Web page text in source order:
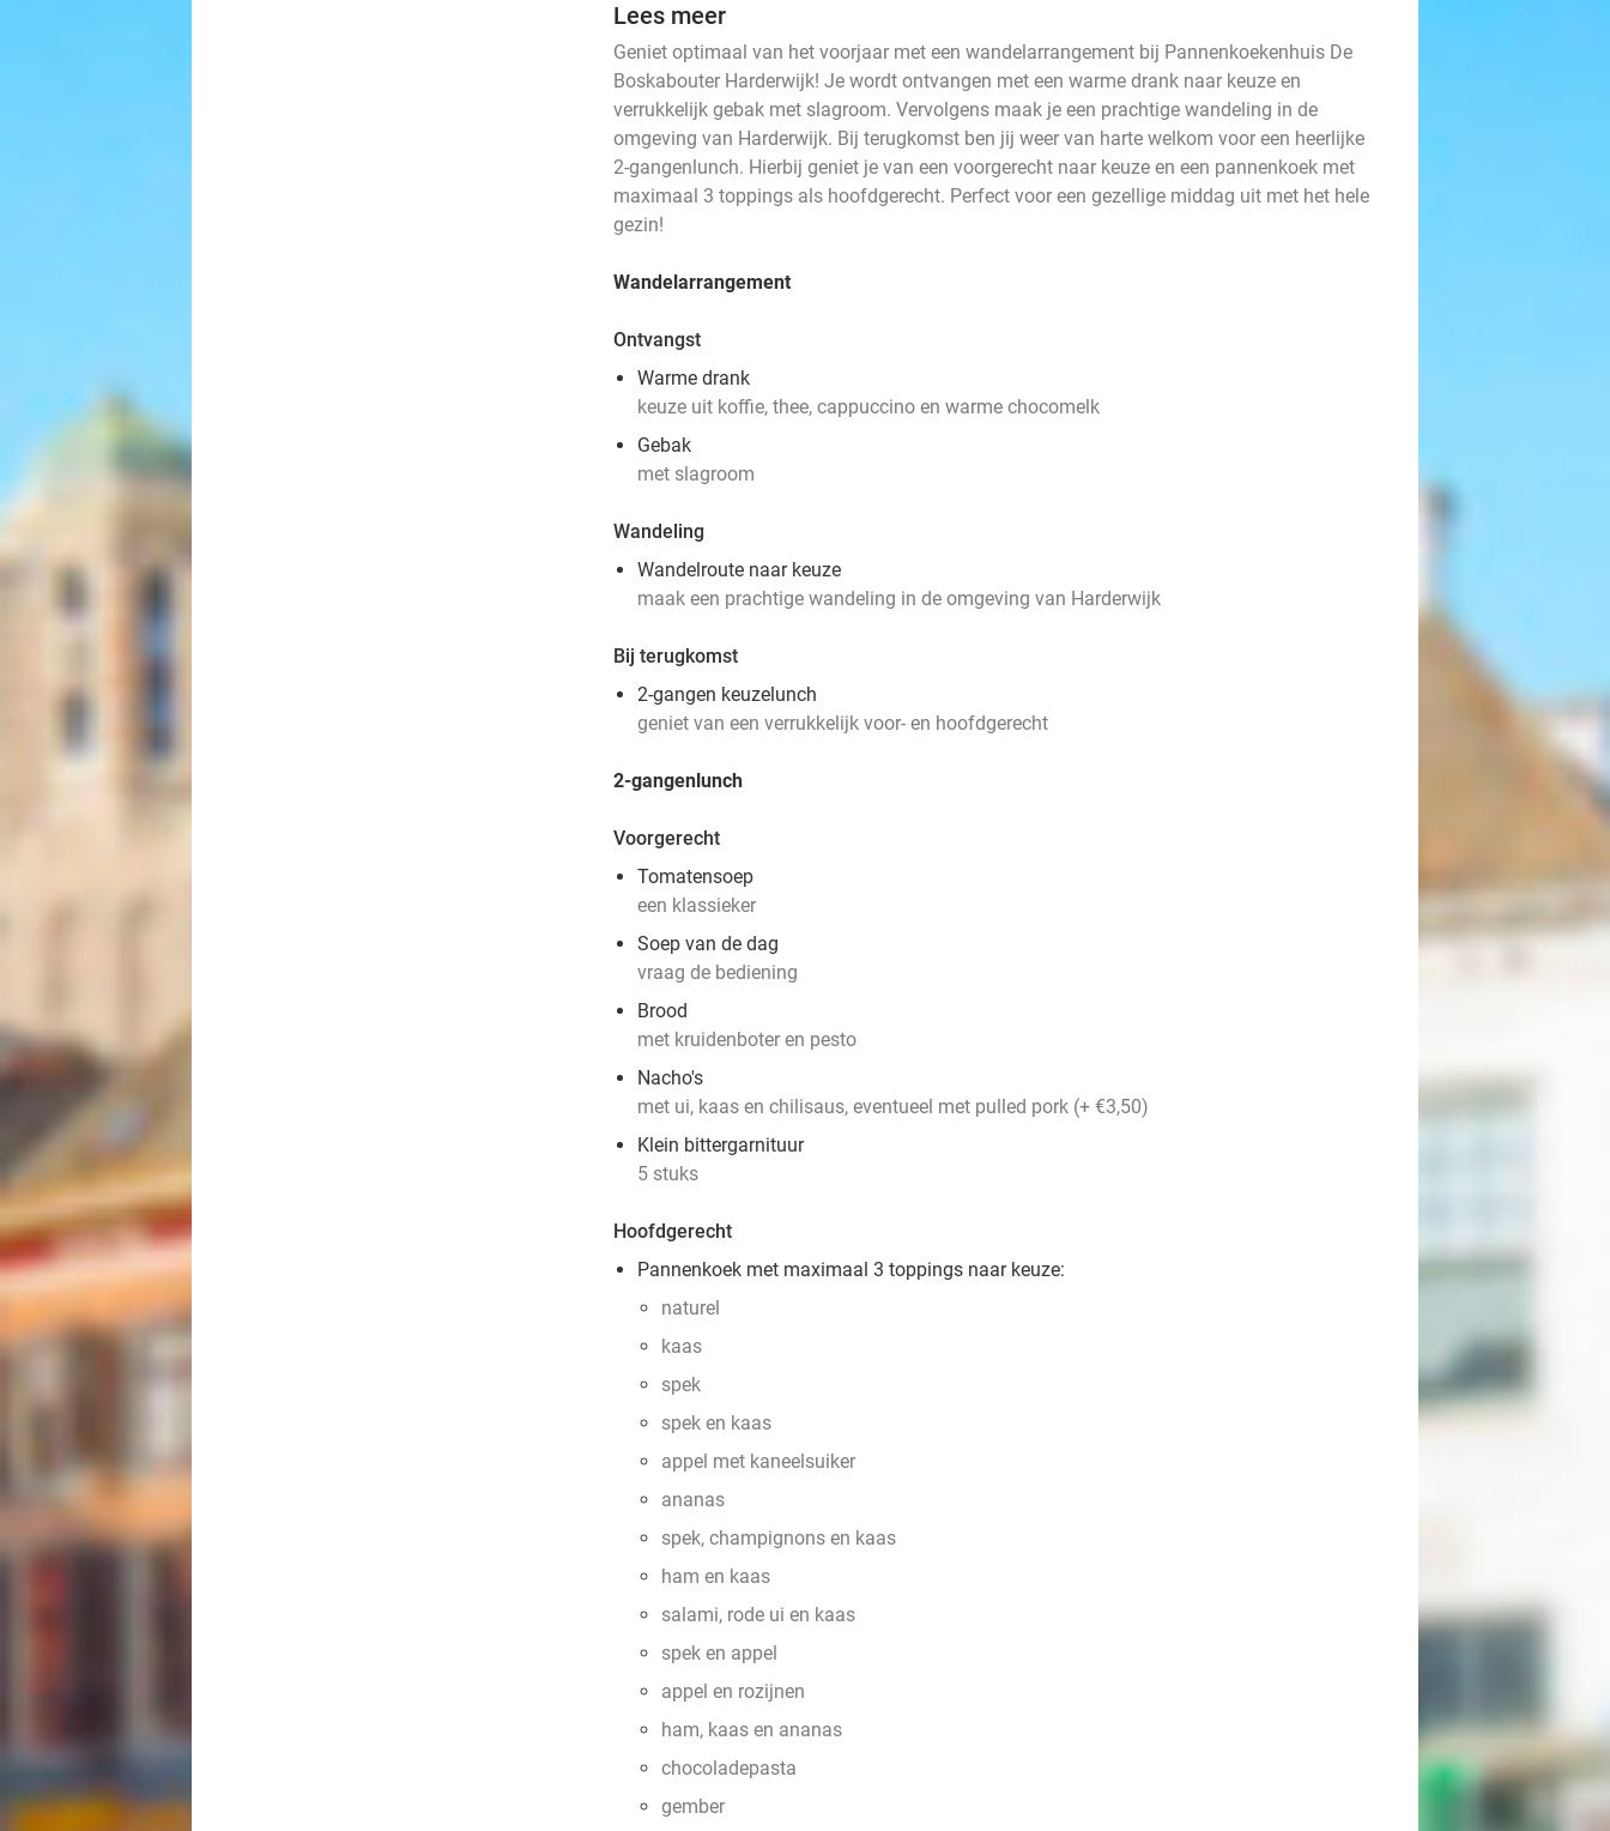
Lees meer
Geniet optimaal van het voorjaar met een wandelarrangement bij Pannenkoekenhuis De
Boskabouter Harderwijk! Je wordt ontvangen met een warme drank naar keuze en
verrukkelijk gebak met slagroom. Vervolgens maak je een prachtige wandeling in de
omgeving van Harderwijk. Bij terugkomst ben jij weer van harte welkom voor een heerlijke
2-gangenlunch. Hierbij geniet je van een voorgerecht naar keuze en een pannenkoek met
maximaal 3 toppings als hoofdgerecht. Perfect voor een gezellige middag uit met het hele
gezin!
Wandelarrangement
Ontvangst
Warme drank
keuze uit koffie, thee, cappuccino en warme chocomelk
Gebak
met slagroom
Wandeling
Wandelroute naar keuze
maak een prachtige wandeling in de omgeving van Harderwijk
Bij terugkomst
2-gangen keuzelunch
geniet van een verrukkelijk voor- en hoofdgerecht
2-gangenlunch
Voorgerecht
Tomatensoep
een klassieker
Soep van de dag
vraag de bediening
Brood
met kruidenboter en pesto
Nacho's
met ui, kaas en chilisaus, eventueel met pulled pork (+ €3,50)
Klein bittergarnituur
5 stuks
Hoofdgerecht
Pannenkoek met maximaal 3 toppings naar keuze:
naturel
kaas
spek
spek en kaas
appel met kaneelsuiker
ananas
spek, champignons en kaas
ham en kaas
salami, rode ui en kaas
spek en appel
appel en rozijnen
ham, kaas en ananas
chocoladepasta
gember